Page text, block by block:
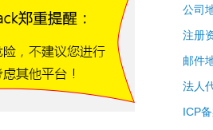
公司
注册
邮件
法人
ICP